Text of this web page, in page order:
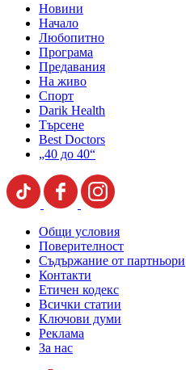
Новини
Начало
Любопитно
Програма
Предавания
На живо
Спорт
Darik Health
Търсене
Best Doctors
„40 до 40“
Общи условия
Поверителност
Съдържание от партньори
Контакти
Етичен кодекс
Всички статии
Ключови думи
Реклама
За нас